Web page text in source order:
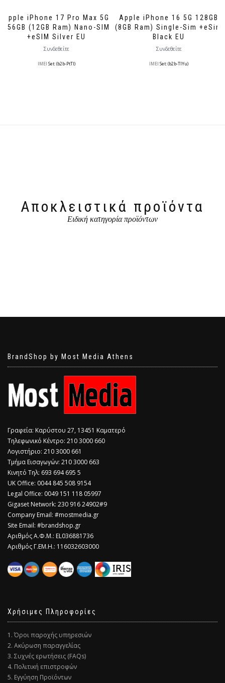
Apple iPhone 17 Pro Max 5G
256GB (12GB Ram) Nano-SIM
+eSIM Silver EU
Συνδεθείτε
IMEI Set: (b2b-PtTl)
Apple iPhone 16 5G 128GB
(8GB Ram) Single-Sim +eSim
Black EU
Συνδεθείτε
IMEI Set: (b2b-TlYu)
Αποκλειστικά προϊόντα
Ειδική κατηγορία προϊόντων
BrandShop by Most Media Athens
Γραφεία: Καρύστου 27, 13451 Καματερό
Τηλεφωνικό Κέντρο: 210 3000 660
Λογιστήριο: 210 3000 661
Τμήμα Εισαγωγών: 210 3000 663
Κινητό Τηλ: 693 694 695 5
​UK Office: 0044 845 508 9154
Legal Office: 0049 151 118 05997
Gigaset Network: 230 916 24902#9
Company Email: #mostmedia.gr
Site Email: #brandshop.gr
Αριθμός Α.Φ.Μ.: EL036881736
Αριθμός Γ.ΕΜ.Η.: 116032603000
Χρήσιμες Πληροφορίες
1. Όροι παροχής υπηρεσιών
2. Ακύρωση παραγγελίας
3. Συχνές ερωτήσεις (FAQs)
4. Πολιτική επιστροφών
5. Εγγύηση Προϊόντων